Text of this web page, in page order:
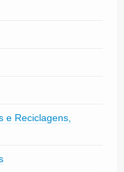
e Reciclagens,